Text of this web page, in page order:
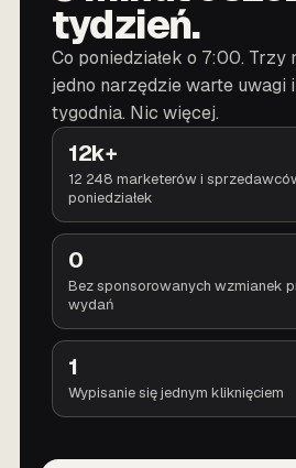
tydzień.
Co poniedziałek o 7:00. Trzy
jedno narzędzie warte uwagi
tygodnia. Nic więcej.
12k+
12 248 marketerów i
poniedziałek
0
Bez sponsorowanych wzmianek
wydań
1
Wypisanie się jednym kliknięciem